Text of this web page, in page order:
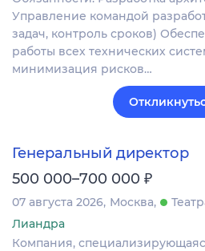
Управление командой
задач, контроль сроков)
работы всех технических
минимизация рисков…
Генеральный директор
500 000–700 000 ₽
07 августа 2026 Москва
Лиандра
Компания,